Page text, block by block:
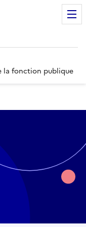
la fonction publique